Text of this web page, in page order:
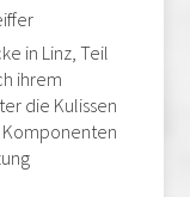
in Linz, Teil
ihrem
die Kulissen
Komponenten